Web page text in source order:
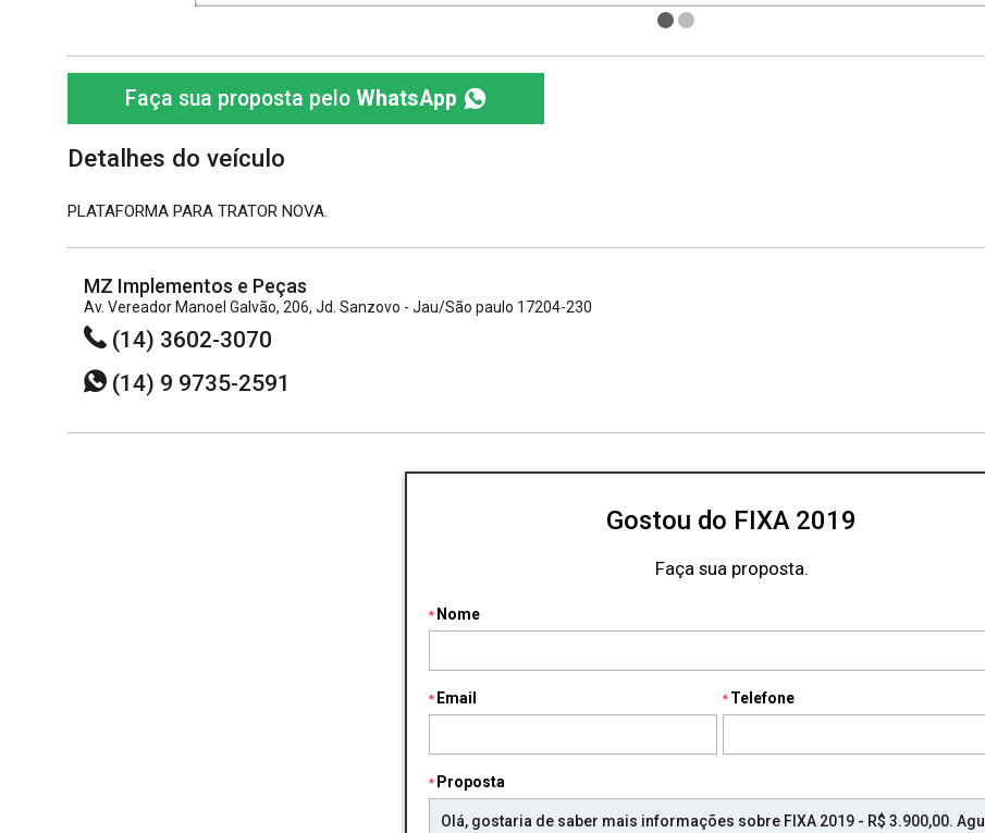
Faça sua proposta pelo WhatsApp
Detalhes do veículo
PLATAFORMA PARA TRATOR NOVA.
MZ Implementos e Peças
Av. Vereador Manoel Galvão, 206, Jd. Sanzovo - Jau/São paulo 17204-230
(14) 3602-3070
(14) 9 9735-2591
Gostou do FIXA 2019
Faça sua proposta.
Nome
Email Telefone
Proposta